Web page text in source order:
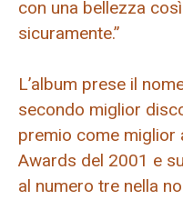
con una bellezza
sicuramente.”
L’album prese il
secondo miglior
premio come miglior
Awards del 2001 e
al numero tre nella